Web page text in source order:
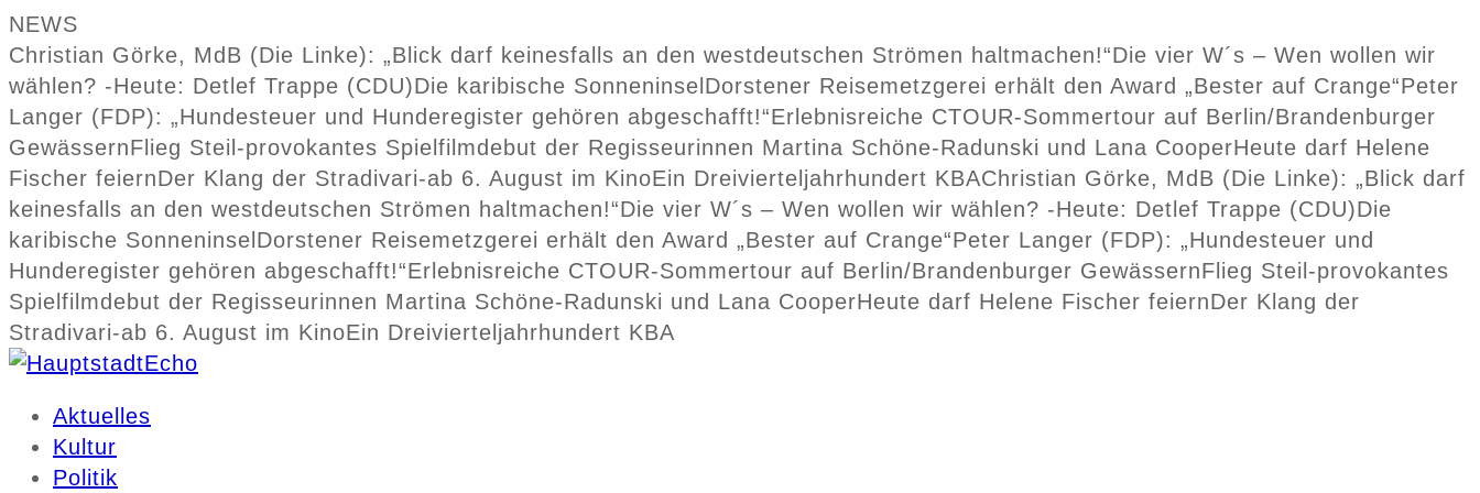
NEWS
Christian Görke, MdB (Die Linke): „Blick darf keinesfalls an den westdeutschen Strömen haltmachen!“Die vier W´s – Wen wollen wir
wählen? -Heute: Detlef Trappe (CDU)Die karibische Sonneninsel Dorstener Reisemetzgerei erhält den Award „Bester auf Crange“Peter
Langer (FDP): „Hundesteuer und Hunderegister gehören abgeschafft!“Erlebnisreiche CTOUR-Sommertour auf Berlin/Brandenburger
GewässernFlieg Steil-provokantes Spielfilmdebut der Regisseurinnen Martina Schöne-Radunski und Lana CooperHeute darf Helene
Fischer feiernDer Klang der Stradivari-ab 6. August im KinoEin Dreivierteljahrhundert KBAChristian Görke, MdB (Die Linke): „Blick darf
keinesfalls an den westdeutschen Strömen haltmachen!“Die vier W´s – Wen wollen wir wählen? -Heute: Detlef Trappe (CDU)Die
karibische Sonneninsel Dorstener Reisemetzgerei erhält den Award „Bester auf Crange“Peter Langer (FDP): „Hundesteuer und
Hunderegister gehören abgeschafft!“Erlebnisreiche CTOUR-Sommertour auf Berlin/Brandenburger GewässernFlieg Steil-provokantes
Spielfilmdebut der Regisseurinnen Martina Schöne-Radunski und Lana CooperHeute darf Helene Fischer feiernDer Klang der
Stradivari-ab 6. August im KinoEin Dreivierteljahrhundert KBA
Aktuelles
Kultur
Politik